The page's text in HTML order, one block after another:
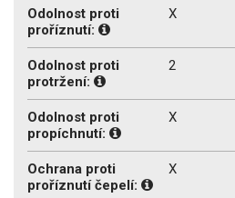
Odolnost proti
proříznutí:
X
Odolnost proti
protržení:
2
Odolnost proti
propíchnutí:
X
Ochrana proti
proříznutí čepelí:
X